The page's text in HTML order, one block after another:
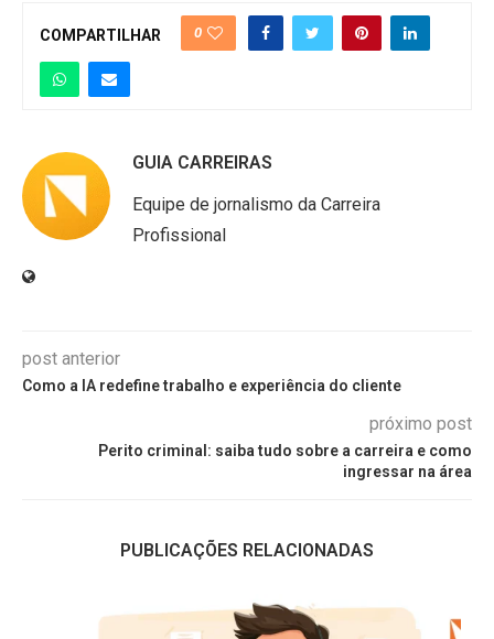
proatividade diante de cenários globais
voláteis e domínio de leis de
internacionais como a OMC.
COMPARTILHAR 0
GUIA CARREIRAS
Equipe de jornalismo da Carreira
Profissional
post anterior
Como a IA redefine trabalho e experiência do cliente
próximo post
Perito criminal: saiba tudo sobre a carreira e como
ingressar na área
PUBLICAÇÕES RELACIONADAS